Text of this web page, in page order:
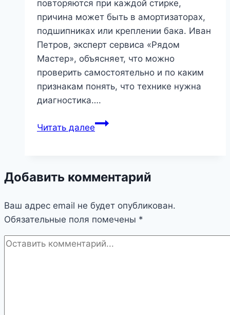
повторяются при каждой стирке,
причина может быть в амортизаторах,
подшипниках или креплении бака. Иван
Петров, эксперт сервиса «Рядом
Мастер», объясняет, что можно
проверить самостоятельно и по каким
признакам понять, что технике нужна
диагностика….
Читать далееСтиральная
отжиме:
отличить
дисбаланс
от
неисправности
Добавить комментарий
Ваш адрес email не будет опубликован.
Обязательные поля помечены *